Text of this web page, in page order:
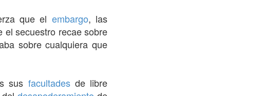
que el embargo, las
el secuestro recae sobre
sobre cualquiera que
sus facultadesde libre